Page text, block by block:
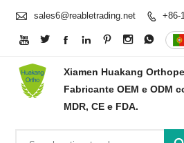
 sales6@reabletrading.net  +86-
      
Xiamen Huakang
Fabricante OEM e ODM
MDR, CE e FDA.